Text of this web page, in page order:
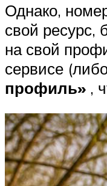
Однако,
свой ресурс,
на свой
сервисе
профиль» ,